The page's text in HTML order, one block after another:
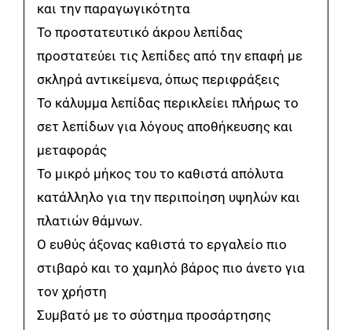
και την παραγωγικότητα
Το προστατευτικό άκρου λεπίδας
προστατεύει τις λεπίδες από την επαφή με
σκληρά αντικείμενα, όπως περιφράξεις
Το κάλυμμα λεπίδας περικλείει πλήρως το
σετ λεπίδων για λόγους αποθήκευσης και
μεταφοράς
Το μικρό μήκος του το καθιστά απόλυτα
κατάλληλο για την περιποίηση υψηλών και
πλατιών θάμνων.
Ο ευθύς άξονας καθιστά το εργαλείο πιο
στιβαρό και το χαμηλό βάρος πιο άνετο για
τον χρήστη
Συμβατό με το σύστημα προσάρτησης